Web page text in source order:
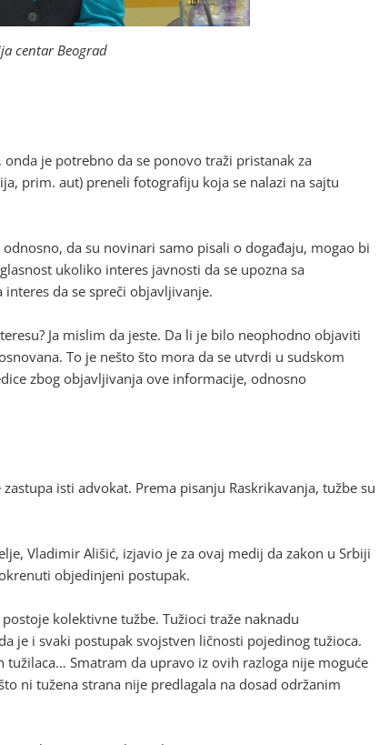
centar Beograd
je potrebno da se ponovo traži pristanak za
prim. aut) preneli fotografiju koja se nalazi na sajtu
da su novinari samo pisali o događaju, mogao bi
ukoliko interes javnosti da se upozna sa
da se spreči objavljivanje.
Ja mislim da jeste. Da li je bilo neophodno objaviti
To je nešto što mora da se utvrdi u sudskom
zbog objavljivanja ove informacije, odnosno
isti advokat. Prema pisanju Raskrikavanja, tužbe su
Vladimir Ališić, izjavio je za ovaj medij da zakon u Srbiji
objedinjeni postupak.
kolektivne tužbe. Tužioci traže naknadu
je i svaki postupak svojstven ličnosti pojedinog tužioca.
Smatram da upravo iz ovih razloga nije moguće
ni tužena strana nije predlagala na dosad održanim